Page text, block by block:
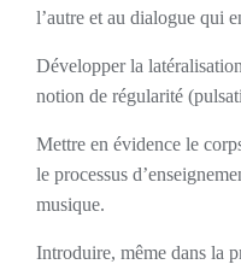
l’autre et au dialogue qui
Développer la
notion de régularité
Mettre en évidence le
le processus
musique.
Introduire, même dans la